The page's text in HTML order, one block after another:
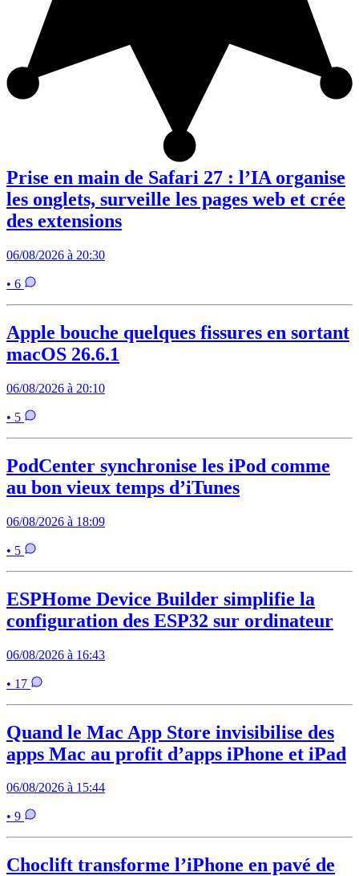
Prise en main de Safari 27 : l’IA organise
les onglets, surveille les pages web et crée
des extensions
06/08/2026 à 20:30
• 6
Apple bouche quelques fissures en sortant
macOS 26.6.1
06/08/2026 à 20:10
• 5
PodCenter synchronise les iPod comme
au bon vieux temps d’iTunes
06/08/2026 à 18:09
• 5
ESPHome Device Builder simplifie la
configuration des ESP32 sur ordinateur
06/08/2026 à 16:43
• 17
Quand le Mac App Store invisibilise des
apps Mac au profit d’apps iPhone et iPad
06/08/2026 à 15:44
• 9
Choclift transforme l’iPhone en pavé de